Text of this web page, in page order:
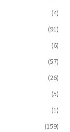
(4)
(91)
(6)
(57)
(26)
(5)
(1)
(159)